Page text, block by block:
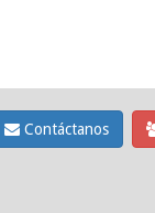
Contáctanos